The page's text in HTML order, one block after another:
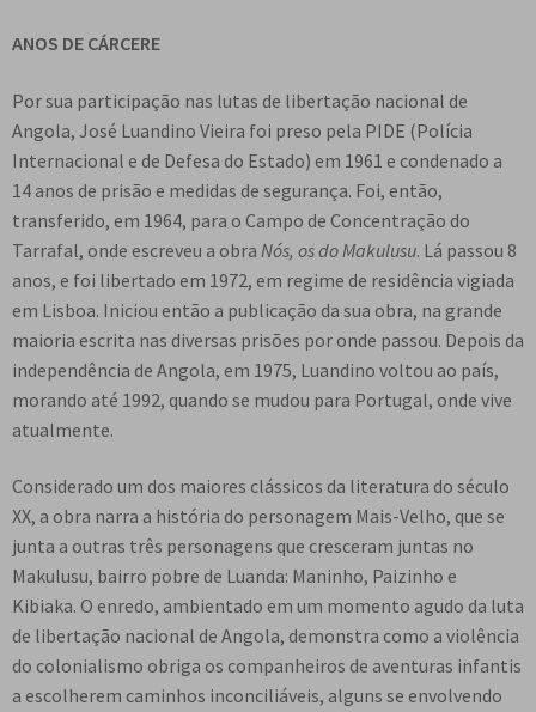
ANOS DE CÁRCERE
Por sua participação nas lutas de libertação nacional de
Angola, José Luandino Vieira foi preso pela PIDE (Polícia
Internacional e de Defesa do Estado) em 1961 e condenado a
14 anos de prisão e medidas de segurança. Foi, então,
transferido, em 1964, para o Campo de Concentração do
Tarrafal, onde escreveu a obra Nós, os do Makulusu. Lá passou 8
anos, e foi libertado em 1972, em regime de residência vigiada
em Lisboa. Iniciou então a publicação da sua obra, na grande
maioria escrita nas diversas prisões por onde passou. Depois da
independência de Angola, em 1975, Luandino voltou ao país,
morando até 1992, quando se mudou para Portugal, onde vive
atualmente.
Considerado um dos maiores clássicos da literatura do século
XX, a obra narra a história do personagem Mais-Velho, que se
junta a outras três personagens que cresceram juntas no
Makulusu, bairro pobre de Luanda: Maninho, Paizinho e
Kibiaka. O enredo, ambientado em um momento agudo da luta
de libertação nacional de Angola, demonstra como a violência
do colonialismo obriga os companheiros de aventuras infantis
a escolherem caminhos inconciliáveis, alguns se envolvendo